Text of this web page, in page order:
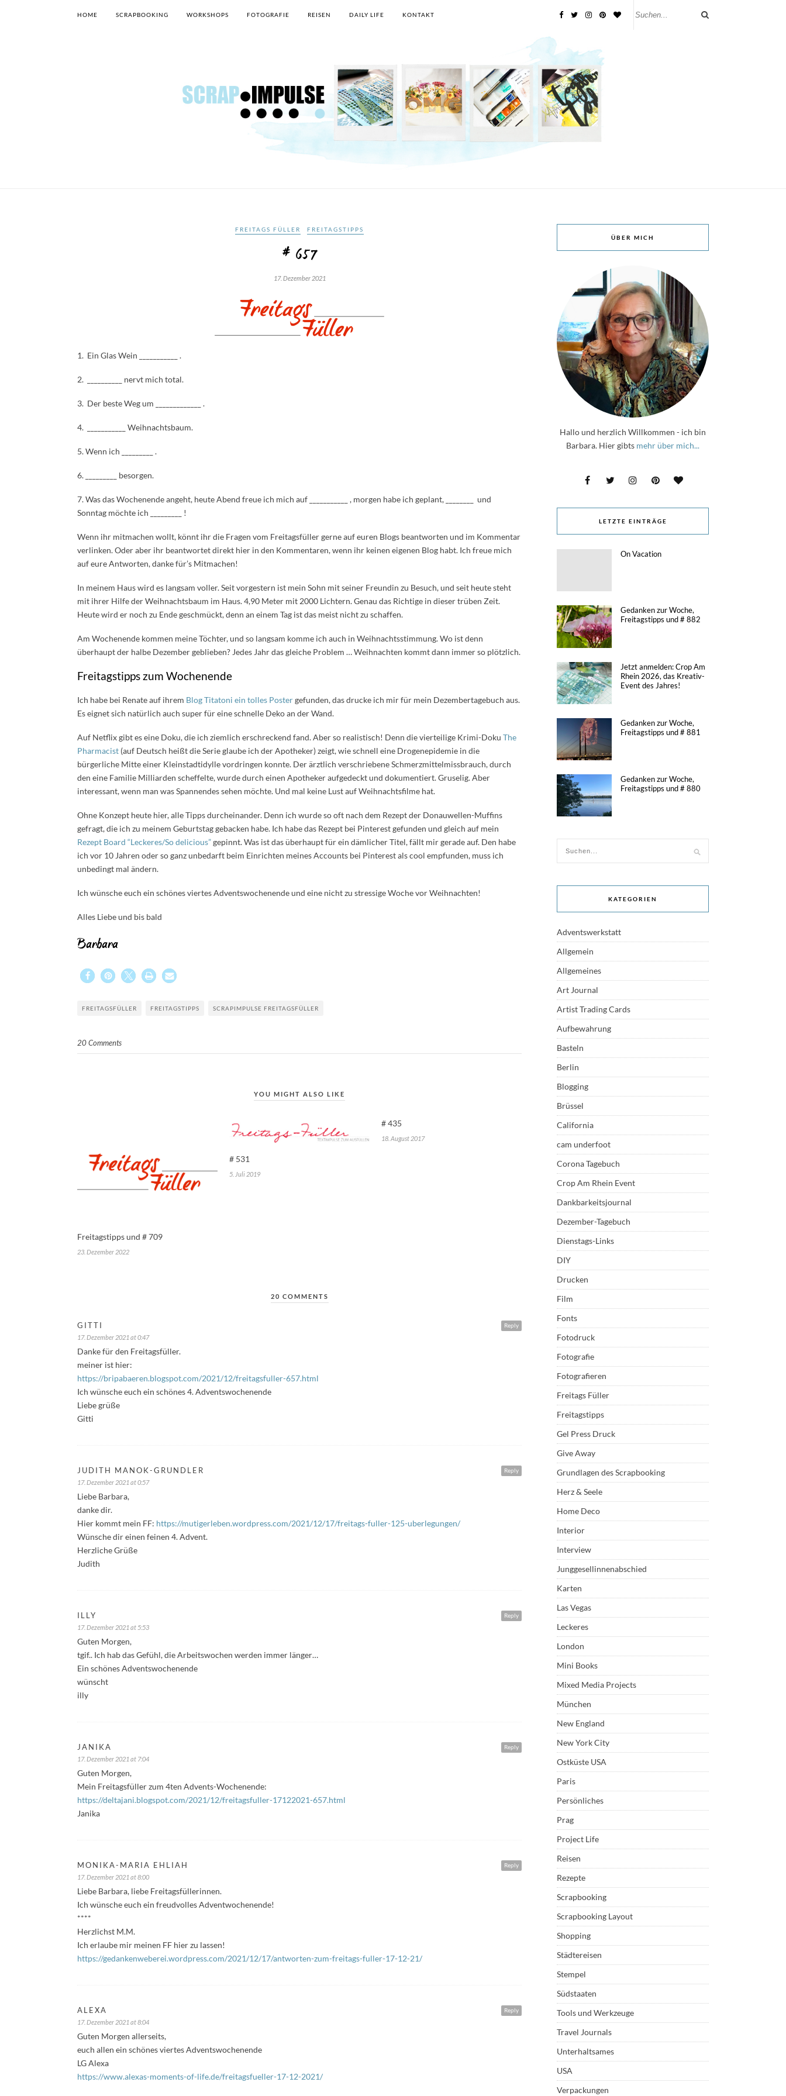
HOME SCRAPBOOKING WORKSHOPS FOTOGRAFIE REISEN DAILY LIFE KONTAKT
FREITAGS FÜLLER FREITAGSTIPPS
# 657
17. Dezember 2021
1. Ein Glas Wein ___________ .
2. __________ nervt mich total.
3. Der beste Weg um _____________ .
4. ___________ Weihnachtsbaum.
5. Wenn ich _________ .
6. _________ besorgen.
7. Was das Wochenende angeht, heute Abend freue ich mich auf ___________ , morgen habe ich geplant, ________ und
Sonntag möchte ich _________ !
Wenn ihr mitmachen wollt, könnt ihr die Fragen vom Freitagsfüller gerne auf euren Blogs beantworten und im Kommentar
verlinken. Oder aber ihr beantwortet direkt hier in den Kommentaren, wenn ihr keinen eigenen Blog habt. Ich freue mich
auf eure Antworten, danke für’s Mitmachen!
In meinem Haus wird es langsam voller. Seit vorgestern ist mein Sohn mit seiner Freundin zu Besuch, und seit heute steht
mit ihrer Hilfe der Weihnachtsbaum im Haus. 4,90 Meter mit 2000 Lichtern. Genau das Richtige in dieser trüben Zeit.
Heute wird er noch zu Ende geschmückt, denn an einem Tag ist das meist nicht zu schaffen.
Am Wochenende kommen meine Töchter, und so langsam komme ich auch in Weihnachtsstimmung. Wo ist denn
überhaupt der halbe Dezember geblieben? Jedes Jahr das gleiche Problem … Weihnachten kommt dann immer so plötzlich.
Freitagstipps zum Wochenende
Ich habe bei Renate auf ihrem Blog Titatoni ein tolles Postergefunden, das drucke ich mir für mein Dezembertagebuch aus.
Es eignet sich natürlich auch super für eine schnelle Deko an der Wand.
Auf Netflix gibt es eine Doku, die ich ziemlich erschreckend fand. Aber so realistisch! Denn die vierteilige Krimi-Doku The
Pharmacist (auf Deutsch heißt die Serie glaube ich der Apotheker) zeigt, wie schnell eine Drogenepidemie in die
bürgerliche Mitte einer Kleinstadtidylle vordringen konnte. Der ärztlich verschriebene Schmerzmittelmissbrauch, durch
den eine Familie Milliarden scheffelte, wurde durch einen Apotheker aufgedeckt und dokumentiert. Gruselig. Aber
interessant, wenn man was Spannendes sehen möchte. Und mal keine Lust auf Weihnachtsfilme hat.
Ohne Konzept heute hier, alle Tipps durcheinander. Denn ich wurde so oft nach dem Rezept der Donauwellen-Muffins
gefragt, die ich zu meinem Geburtstag gebacken habe. Ich habe das Rezept bei Pinterest gefunden und gleich auf mein
Rezept Board “Leckeres/So delicious”gepinnt. Was ist das überhaupt für ein dämlicher Titel, fällt mir gerade auf. Den habe
ich vor 10 Jahren oder so ganz unbedarft beim Einrichten meines Accounts bei Pinterest als cool empfunden, muss ich
unbedingt mal ändern.
Ich wünsche euch ein schönes viertes Adventswochenende und eine nicht zu stressige Woche vor Weihnachten!
Alles Liebe und bis bald
Barbara
FREITAGSFÜLLER FREITAGSTIPPS SCRAPIMPULSE FREITAGSFÜLLER
20 Comments
YOU MIGHT ALSO LIKE
Freitagstipps und # 709
23. Dezember 2022
# 531
5. Juli 2019
# 435
18. August 2017
20 COMMENTS
Reply
GITTI
17. Dezember 2021 at 0:47
Danke für den Freitagsfüller.
meiner ist hier:
https://bripabaeren.blogspot.com/2021/12/freitagsfuller-657.html
Ich wünsche euch ein schönes 4. Adventswochenende
Liebe grüße
Gitti
Reply
JUDITH MANOK-GRUNDLER
17. Dezember 2021 at 0:57
Liebe Barbara,
danke dir.
Hier kommt mein FF: https://mutigerleben.wordpress.com/2021/12/17/freitags-fuller-125-uberlegungen/
Wünsche dir einen feinen 4. Advent.
Herzliche Grüße
Judith
Reply
ILLY
17. Dezember 2021 at 5:53
Guten Morgen,
tgif.. Ich hab das Gefühl, die Arbeitswochen werden immer länger…
Ein schönes Adventswochenende
wünscht
illy
Reply
JANIKA
17. Dezember 2021 at 7:04
Guten Morgen,
Mein Freitagsfüller zum 4ten Advents-Wochenende:
https://deltajani.blogspot.com/2021/12/freitagsfuller-17122021-657.html
Janika
Reply
MONIKA-MARIA EHLIAH
17. Dezember 2021 at 8:00
Liebe Barbara, liebe Freitagsfüllerinnen.
Ich wünsche euch ein freudvolles Adventwochenende!
****
Herzlichst M.M.
Ich erlaube mir meinen FF hier zu lassen!
https://gedankenweberei.wordpress.com/2021/12/17/antworten-zum-freitags-fuller-17-12-21/
Reply
ALEXA
17. Dezember 2021 at 8:04
Guten Morgen allerseits,
euch allen ein schönes viertes Adventswochenende
LG Alexa
https://www.alexas-moments-of-life.de/freitagsfueller-17-12-2021/
ÜBER MICH
Hallo und herzlich Willkommen - ich bin
Barbara. Hier gibts mehr über mich...
LETZTE EINTRÄGE
On Vacation
Gedanken zur Woche,
Freitagstipps und # 882
Jetzt anmelden: Crop Am
Rhein 2026, das Kreativ-
Event des Jahres!
Gedanken zur Woche,
Freitagstipps und # 881
Gedanken zur Woche,
Freitagstipps und # 880
KATEGORIEN
Adventswerkstatt
Allgemein
Allgemeines
Art Journal
Artist Trading Cards
Aufbewahrung
Basteln
Berlin
Blogging
Brüssel
California
cam underfoot
Corona Tagebuch
Crop Am Rhein Event
Dankbarkeitsjournal
Dezember-Tagebuch
Dienstags-Links
DIY
Drucken
Film
Fonts
Fotodruck
Fotografie
Fotografieren
Freitags Füller
Freitagstipps
Gel Press Druck
Give Away
Grundlagen des Scrapbooking
Herz & Seele
Home Deco
Interior
Interview
Junggesellinnenabschied
Karten
Las Vegas
Leckeres
London
Mini Books
Mixed Media Projects
München
New England
New York City
Ostküste USA
Paris
Persönliches
Prag
Project Life
Reisen
Rezepte
Scrapbooking
Scrapbooking Layout
Shopping
Städtereisen
Stempel
Südstaaten
Tools und Werkzeuge
Travel Journals
Unterhaltsames
USA
Verpackungen